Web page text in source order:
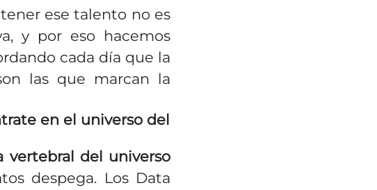
ese talento no es
y por eso hacemos
cada día que la
las que marcan la
en el universo del
vertebral del universo
despega. Los Data